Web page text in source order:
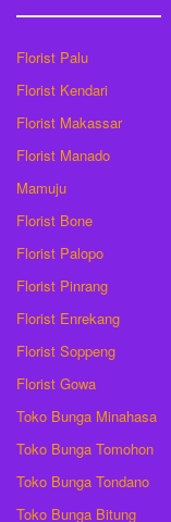
Florist Palu
Florist Kendari
Florist Makassar
Florist Manado
Mamuju
Florist Bone
Florist Palopo
Florist Pinrang
Florist Enrekang
Florist Soppeng
Florist Gowa
Toko Bunga Minahasa
Toko Bunga Tomohon
Toko Bunga Tondano
Toko Bunga Bitung